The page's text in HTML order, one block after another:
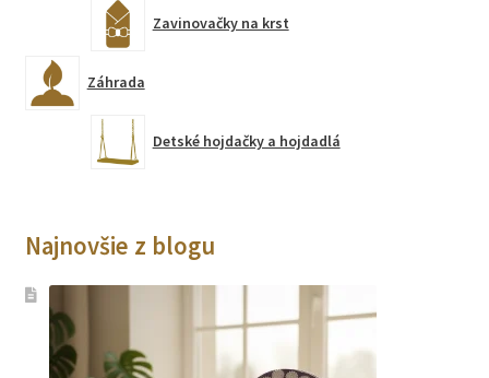
Zavinovačky na krst
Záhrada
Detské hojdačky a hojdadlá
Najnovšie z blogu